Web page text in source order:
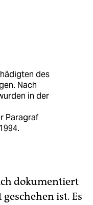
des
Nach
in der
Paragraf
dokumentiert
ist. Es